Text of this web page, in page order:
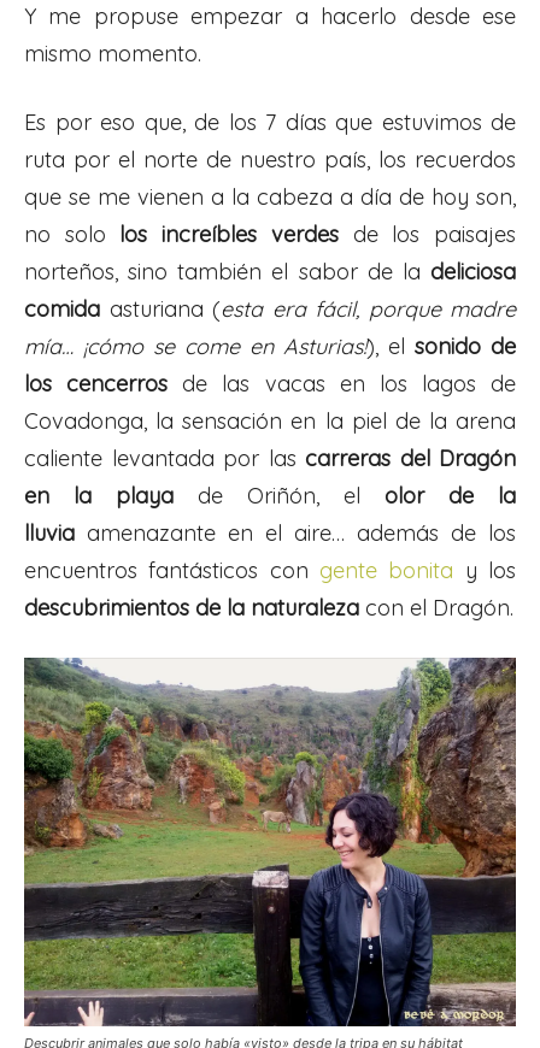
Y me propuse empezar a hacerlo desde ese
mismo momento.
Es por eso que, de los 7 días que estuvimos de
ruta por el norte de nuestro país, los recuerdos
que se me vienen a la cabeza a día de hoy son,
no solo los increíbles verdes de los paisajes
norteños, sino también el sabor de la deliciosa
comida asturiana (esta era fácil, porque madre
mía… ¡cómo se come en Asturias!), el sonido de
los cencerros de las vacas en los lagos de
Covadonga, la sensación en la piel de la arena
caliente levantada por las carreras del Dragón
en la playa de Oriñón, el olor de la
lluvia amenazante en el aire… además de los
encuentros fantásticos con gente bonita y los
descubrimientos de la naturaleza con el Dragón.
Descubrir animales que solo había «visto» desde la tripa en su hábitat